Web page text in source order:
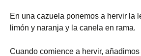
En una cazuela ponemos a hervir la
limón y naranja y la canela en rama.
Cuando comience a hervir,